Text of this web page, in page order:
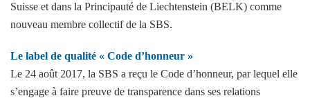
Suisse et dans la Principauté de Liechtenstein (BELK) comme
nouveau membre collectif de la SBS.
Le label de qualité « Code d’honneur »
Le 24 août 2017, la SBS a reçu le Code d’honneur, par lequel elle
s’engage à faire preuve de transparence dans ses relations